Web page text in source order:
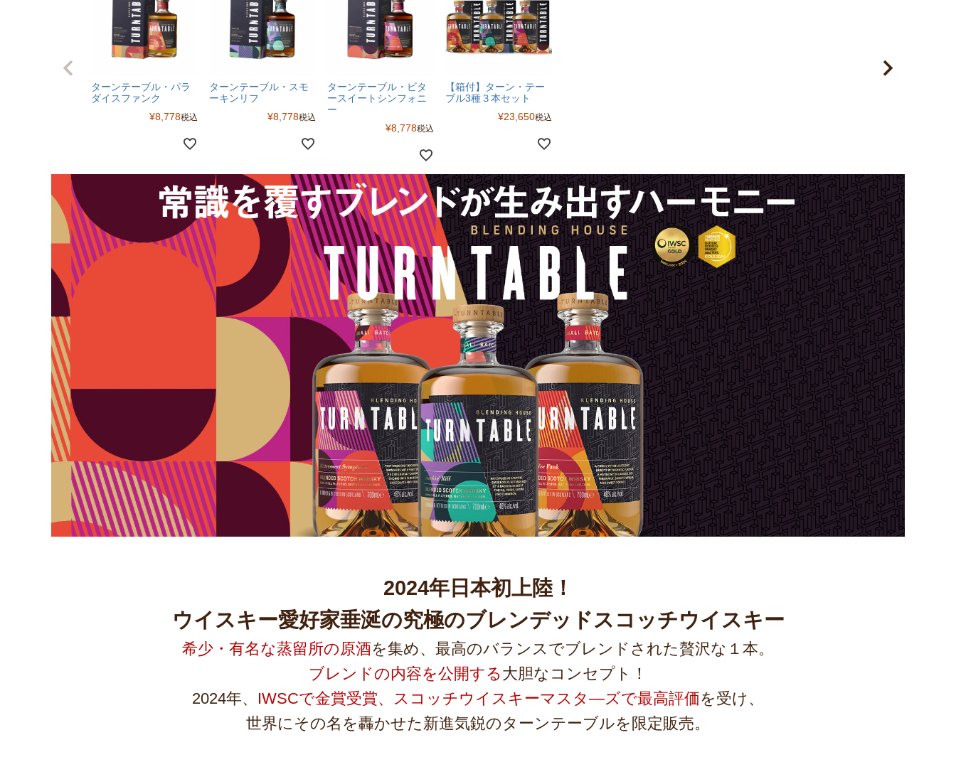
ターンテーブル・パラ
ダイスファンク
¥8,778税込
ターンテーブル・スモ
ーキンリフ
¥8,778税込
ターンテーブル・ビタ
ースイートシンフォニ
ー
¥8,778税込
【箱付】ターン・テー
ブル3種３本セット
¥23,650税込
2024年日本初上陸！
ウイスキー愛好家垂涎の究極のブレンデッドスコッチウイスキー
希少・有名な蒸留所の原酒を集め、最高のバランスでブレンドされた贅沢な１本。
ブレンドの内容を公開する 大胆なコンセプト！
2024年、 IWSCで金賞受賞、スコッチウイスキーマスタ―ズで最高評価を受け、
世界にその名を轟かせた新進気鋭のターンテーブルを限定販売。